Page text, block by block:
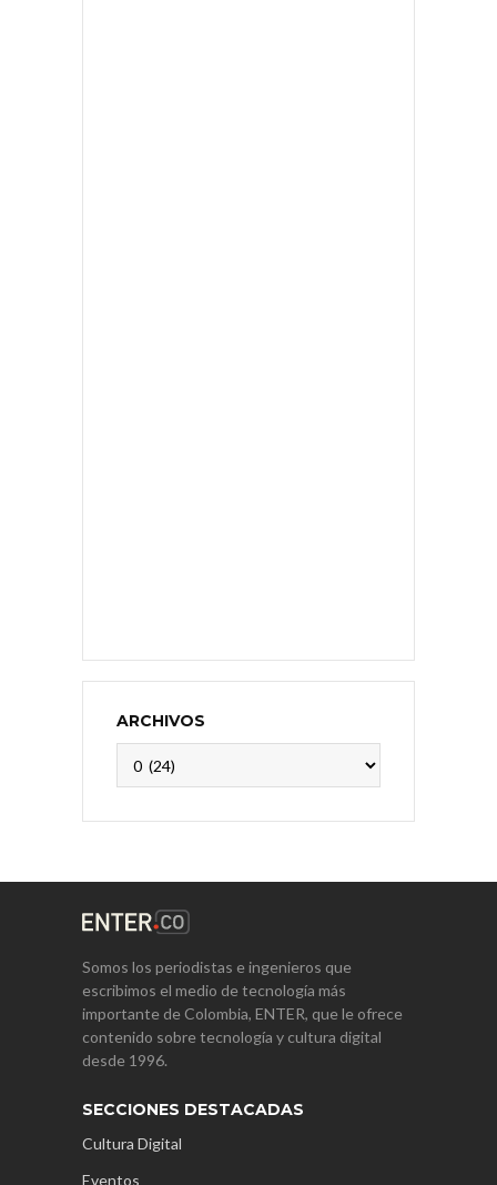
ARCHIVOS
Somos los periodistas e ingenieros que
escribimos el medio de tecnología más
importante de Colombia, ENTER, que le ofrece
contenido sobre tecnología y cultura digital
desde 1996.
SECCIONES DESTACADAS
Cultura Digital
Eventos